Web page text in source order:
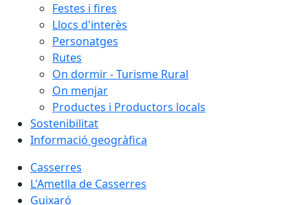
Festes i fires
Llocs d'interès
Personatges
Rutes
On dormir - Turisme Rural
On menjar
Productes i Productors locals
Sostenibilitat
Informació geogràfica
Casserres
L'Ametlla de Casserres
Guixaró